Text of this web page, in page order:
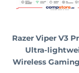
Razer Viper V3
Ultra-
Wireless